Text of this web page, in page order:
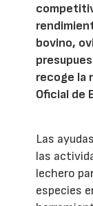
bovino,
recoge la
Oficial de
Las
las
lechero
especies